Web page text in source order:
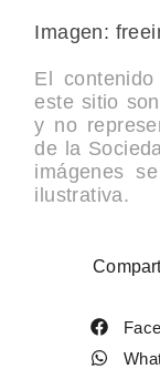
Imagen:
El
este sitio
y no
de la
imágenes
ilustrativa.